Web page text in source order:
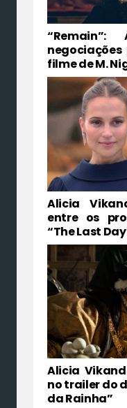
filme de M.
Alicia
entre os
“The Last
Alicia
no trailer do
da Rainha”